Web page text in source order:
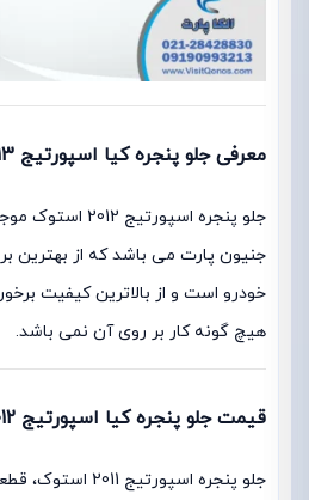
معرفی جلو پنجره کیا اسپورتیج 2013 استوک
جلو پنجره اسپورتیج
جنیون پارت می باشد که از بهترین
خودرو است و از بالاترین کیفیت
هیچ گونه کار بر روی آن نمی باشد.
قیمت جلو پنجره کیا اسپورتیج 2012 استوک
جلو پنجره